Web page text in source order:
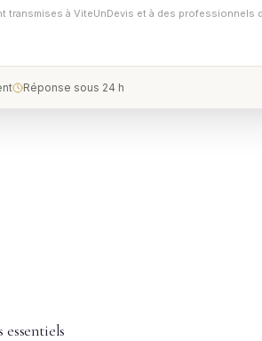
transmises à ViteUnDevis et à des professionnels
Réponse sous 24 h